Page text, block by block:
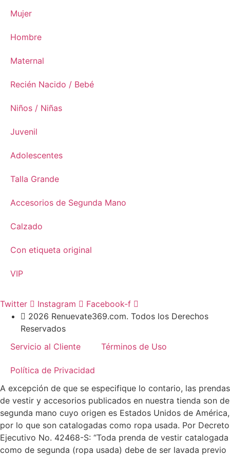
Mujer
Hombre
Maternal
Recién Nacido / Bebé
Niños / Niñas
Juvenil
Adolescentes
Talla Grande
Accesorios de Segunda Mano
Calzado
Con etiqueta original
VIP
Twitter Instagram
Facebook-f
2026 Renuevate369.com. Todos los Derechos
Reservados
Servicio al Cliente
Términos de Uso
Política de Privacidad
A excepción de que se especifique lo contario, las prendas
de vestir y accesorios publicados en nuestra tienda son de
segunda mano cuyo origen es Estados Unidos de América,
por lo que son catalogadas como ropa usada. Por Decreto
Ejecutivo No. 42468-S: “Toda prenda de vestir catalogada
como de segunda (ropa usada) debe de ser lavada previo